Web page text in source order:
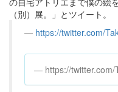
（別）展。」とツイート。
https://twitter.com/
https://